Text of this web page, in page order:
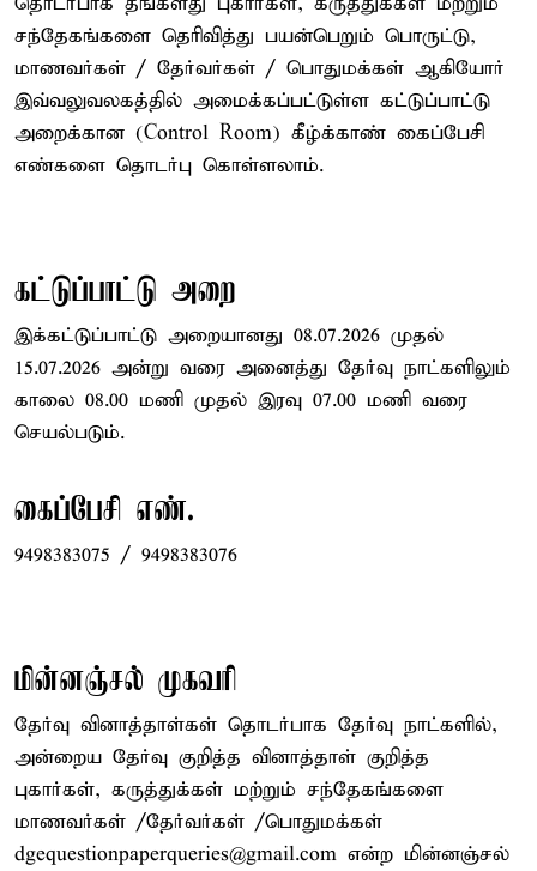
சந்தேகங்களை தெரிவித்து பயன்பெறும் பொருட்டு,
மாணவர்கள் / தேர்வர்கள் / பொதுமக்கள் ஆகியோர்
இவ்வலுவலகத்தில் அமைக்கப்பட்டுள்ள கட்டுப்பாட்டு
அறைக்கான (Control Room) கீழ்க்காண் கைப்பேசி
எண்களை தொடர்பு கொள்ளலாம்.
கட்டுப்பாட்டு அறை
இக்கட்டுப்பாட்டு அறையானது 08.07.2026 முதல்
15.07.2026 அன்று வரை அனைத்து தேர்வு நாட்களிலும்
காலை 08.00 மணி முதல் இரவு 07.00 மணி வரை
செயல்படும்.
கைப்பேசி எண்.
9498383075 / 9498383076
மின்னஞ்சல் முகவரி
தேர்வு வினாத்தாள்கள் தொடர்பாக தேர்வு நாட்களில்,
அன்றைய தேர்வு குறித்த வினாத்தாள் குறித்த
புகார்கள், கருத்துக்கள் மற்றும் சந்தேகங்களை
மாணவர்கள் /தேர்வர்கள் /பொதுமக்கள்
dgequestionpaperqueries@gmail.com என்ற மின்னஞ்சல்